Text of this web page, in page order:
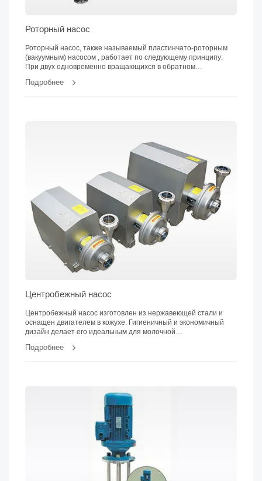
Роторный насос
Роторный насос, также называемый пластинчато-роторным
(вакуумным) насосом , работает по следующему принципу:
При двух одновременно вращающихся в обратном
Подробнее
Центробежный насос
Центробежный насос изготовлен из нержавеющей стали и
оснащен двигателем в кожухе. Гигиеничный и экономичный
дизайн делает его идеальным для молочной
Подробнее